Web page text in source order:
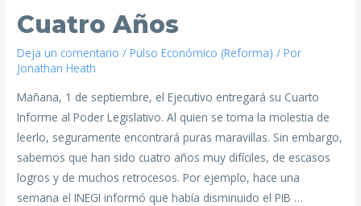
Cuatro Años
Deja un comentario /Pulso Económico (Reforma) / Por
Jonathan Heath
Mañana, 1 de septiembre, el Ejecutivo entregará su Cuarto
Informe al Poder Legislativo. Al quien se toma la molestia de
leerlo, seguramente encontrará puras maravillas. Sin embargo,
sabemos que han sido cuatro años muy difíciles, de escasos
logros y de muchos retrocesos. Por ejemplo, hace una
semana el INEGI informó que había disminuido el PIB …